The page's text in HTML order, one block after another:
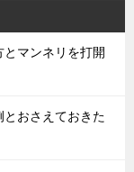
マンネリを打開
おさえておきた